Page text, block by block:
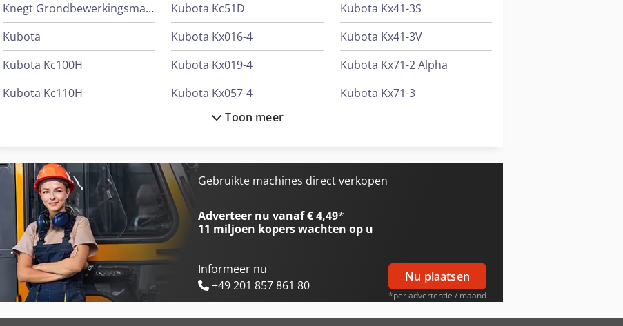
Knegt Grondbewerkingsmachines
Kubota
Kubota Kc100H
Kubota Kc110H
Kubota Kc250H
Kubota Kc250Hr
Kubota Kc51D
Kubota Kx016-4
Kubota Kx019-4
Kubota Kx057-4
Kubota Kx080-3
Kubota Kx36-2A
Kubota Kx36-3
Kubota Kx41-3S
Kubota Kx41-3V
Kubota Kx71-2 Alpha
Kubota Kx71-3
Toon meer
Gebruikte machines direct verkopen
Adverteer nu vanaf € 4,49*
11 miljoen koperswachten op u
Informeer nu
+49 201 857 861 80
Nu plaatsen
*per advertentie / maand